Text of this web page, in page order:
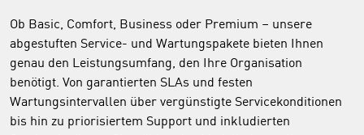
Ob Basic, Comfort, Business oder Premium – unsere
abgestuften Service- und Wartungspakete bieten Ihnen
genau den Leistungsumfang, den Ihre Organisation
benötigt. Von garantierten SLAs und festen
Wartungsintervallen über vergünstigte Servicekonditionen
bis hin zu priorisiertem Support und inkludierten